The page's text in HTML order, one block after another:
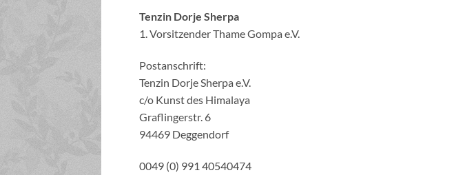
Tenzin Dorje Sherpa
1. Vorsitzender Thame Gompa e.V.
Postanschrift:
Tenzin Dorje Sherpa e.V.
c/o Kunst des Himalaya
Graflingerstr. 6
94469 Deggendorf
0049 (0) 991 40540474